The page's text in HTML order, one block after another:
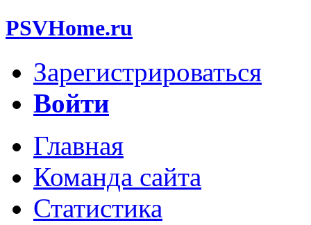
PSVHome.ru
Зарегистрироваться
Войти
Главная
Команда сайта
Статистика